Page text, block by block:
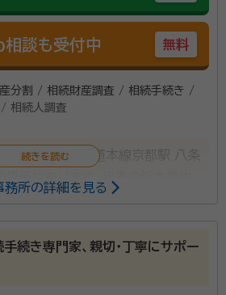
談も受付中 無料
分割 / 相続財産調査 / 相続手続き /
相続人調査
所は、JR 東海道本線京都駅 八条
使わずに相談対応しています。 ま
ように、わかりやすい料金システ
務所の詳細を見る
続き専門家、親切・丁寧にサポー